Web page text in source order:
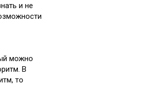
и не
можно
В
то